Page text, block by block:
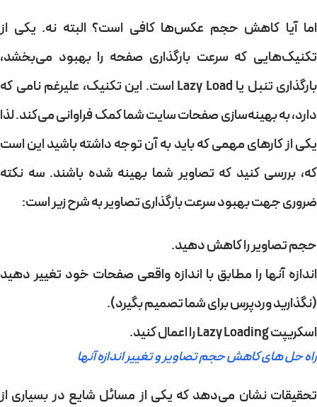
اما آیا کاهش حجم عکس‌ها کافی است؟ البته نه. یکی از
تکنیک‌هایی که سرعت بارگذاری صفحه را بهبود می‌بخشد،
بارگذاری تنبل یا Lazy Load است. این تکنیک، علیرغم نامی که
دارد، به بهینه‌سازی صفحات سایت شما کمک فراوانی می‌کند. لذا
یکی از کارهای مهمی که باید به آن توجه داشته باشید این است
که، بررسی کنید که تصاویر شما بهینه شده باشند. سه نکته
ضروری جهت بهبود سرعت بارگذاری تصاویر به شرح زیر است:
حجم تصاویر را کاهش دهید.
اندازه آنها را مطابق با اندازه واقعی صفحات خود تغییر دهید
(نگذارید وردپرس برای شما تصمیم بگیرد).
اسکریپت Lazy Loading را اعمال کنید.
راه حل های کاهش حجم تصاویر و تغییر اندازه آنها
تحقیقات نشان می‌دهد که یکی از مسائل شایع در بسیاری از